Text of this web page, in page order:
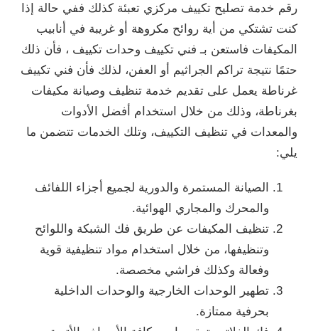
رقم خدمة تصليح تكييف مركزي تعبئة كذلك ففي حالة إذا
كنت تشتكي من أية روائح مكروهة أو غريبة في أنابيب
المكيفات فاستعن بـ فني تكييف وحدات تكييف ، فأن ذلك
حتمًا نتيجة تراكم الجراثيم أو العفن، لذلك فأن فني تكييف
غرناطة يعمل على تقديم خدمة تنظيف وصيانة مكيفات
بغرناطة، وذلك من خلال استخدام أفضل الأدوات
والمعدات في تنظيف التكييف، وتلك الخدمات تتضمن ما
يلي:
الصيانة المستمرة والدورية لجميع أجزاء اللفائف
والمحرك والمجاري الهوائية.
تنظيف المكيفات عن طريق فك الشبكة واللوائح
وتنظيفها، من خلال استخدام مواد تنظيفية قوية
وفعالة وكذلك فراشي مخصصة.
تطهير الوحدات الخارجية والوحدات الداخلية
بحرفية ممتازة.